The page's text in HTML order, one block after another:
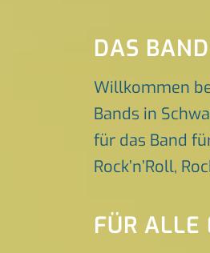
DAS
Willkommen
Bands in
für das Band
Rock’n’Roll,
FÜR ALLE